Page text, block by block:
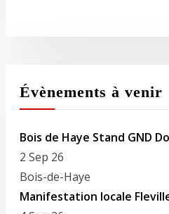
Évènements à venir
Bois de Haye Stand GND
2 Sep 26
Bois-de-Haye
Manifestation locale